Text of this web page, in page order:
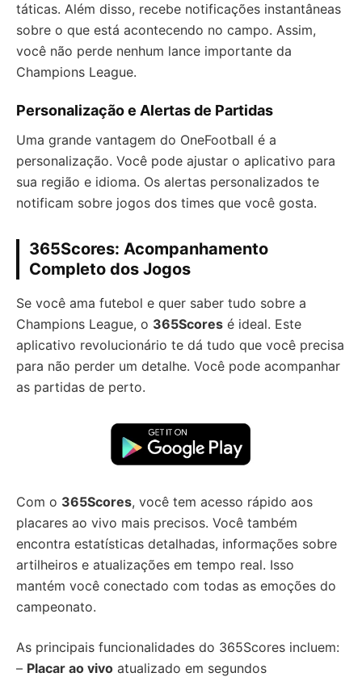
táticas. Além disso, recebe notificações instantâneas
sobre o que está acontecendo no campo. Assim,
você não perde nenhum lance importante da
Champions League.
Personalização e Alertas de Partidas
Uma grande vantagem do OneFootball é a
personalização. Você pode ajustar o aplicativo para
sua região e idioma. Os alertas personalizados te
notificam sobre jogos dos times que você gosta.
365Scores: Acompanhamento
Completo dos Jogos
Se você ama futebol e quer saber tudo sobre a
Champions League, o 365Scores é ideal. Este
aplicativo revolucionário te dá tudo que você precisa
para não perder um detalhe. Você pode acompanhar
as partidas de perto.
Com o 365Scores, você tem acesso rápido aos
placares ao vivo mais precisos. Você também
encontra estatísticas detalhadas, informações sobre
artilheiros e atualizações em tempo real. Isso
mantém você conectado com todas as emoções do
campeonato.
As principais funcionalidades do 365Scores incluem:
– Placar ao vivo atualizado em segundos